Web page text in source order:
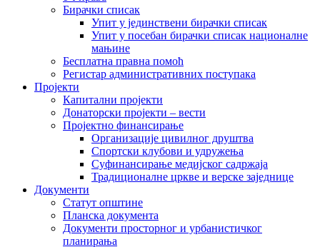
Бирачки списак
Упит у јединствени бирачки списак
Упит у посебан бирачки списак националне
мањине
Бесплатна правна помоћ
Регистар административних поступака
Пројекти
Капитални пројекти
Донаторски пројекти – вести
Пројектно финансирање
Организације цивилног друштва
Спортски клубови и удружења
Суфинансирање медијског садржаја
Традиционалне цркве и верске заједнице
Документи
Статут општине
Планска документа
Документи просторног и урбанистичког
планирања